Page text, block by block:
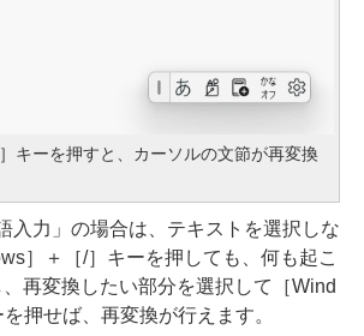
キーを押すと、カーソルの文節が再変換
入力」の場合は、テキストを選択しな
］＋［/］キーを押しても、何も起こ
再変換したい部分を選択して［Wind
押せば、再変換が行えます。